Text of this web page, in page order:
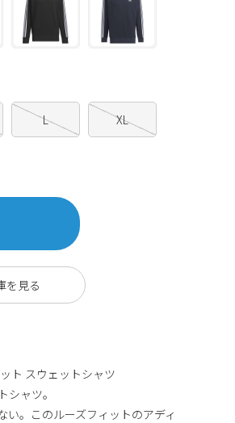
L XL
ト スウェットシャツ
ャツ。
。このルーズフィットのアディ